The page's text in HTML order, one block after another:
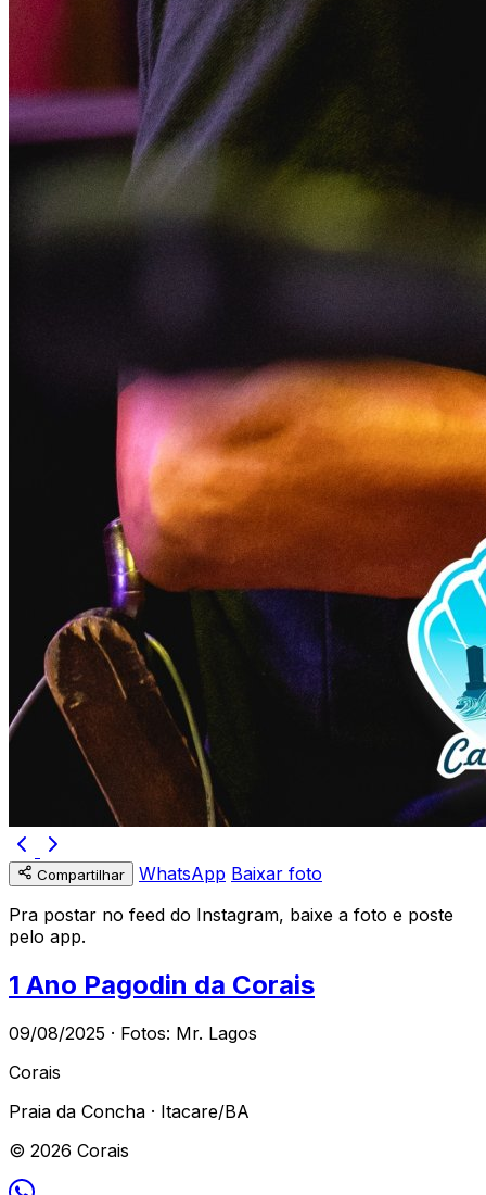
Compartilhar WhatsApp Baixar foto
Pra postar no feed do Instagram, baixe a foto e poste
pelo app.
1 Ano Pagodin da Corais
09/08/2025 · Fotos: Mr. Lagos
Corais
Praia da Concha · Itacare/BA
© 2026 Corais